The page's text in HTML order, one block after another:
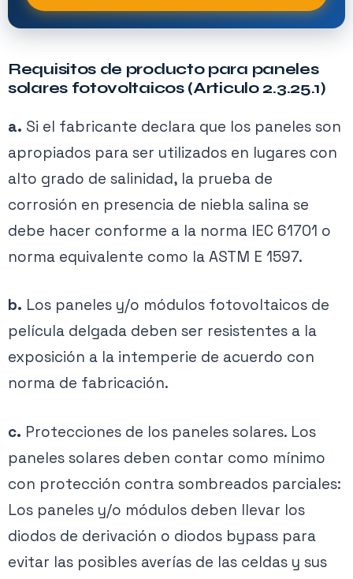
Requisitos de producto para paneles
solares fotovoltaicos (Articulo 2.3.25.1)
a. Si el fabricante declara que los paneles son
apropiados para ser utilizados en lugares con
alto grado de salinidad, la prueba de
corrosión en presencia de niebla salina se
debe hacer conforme a la norma IEC 61701 o
norma equivalente como la ASTM E 1597.
b. Los paneles y/o módulos fotovoltaicos de
película delgada deben ser resistentes a la
exposición a la intemperie de acuerdo con
norma de fabricación.
c. Protecciones de los paneles solares. Los
paneles solares deben contar como mínimo
con protección contra sombreados parciales:
Los paneles y/o módulos deben llevar los
diodos de derivación o diodos bypass para
evitar las posibles averías de las celdas y sus